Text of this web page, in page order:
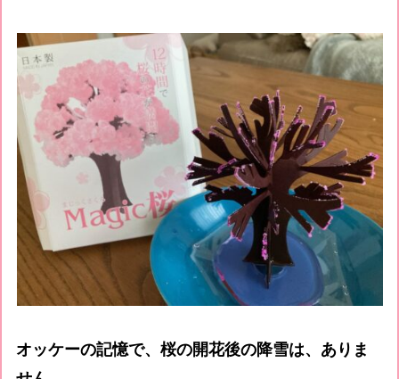
オッケーの記憶で、桜の開花後の降雪は、ありま